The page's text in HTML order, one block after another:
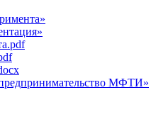
МФТИ»